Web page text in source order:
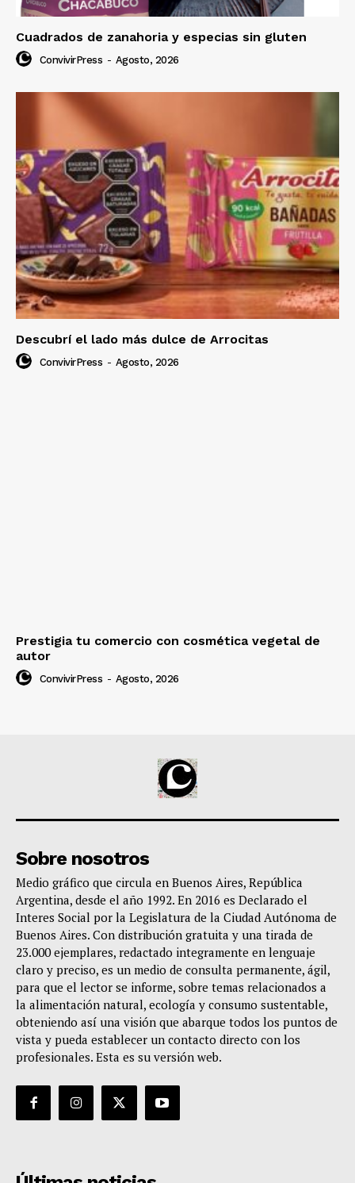
Cuadrados de zanahoria y especias sin gluten
ConvivirPress - Agosto, 2026
Descubrí el lado más dulce de Arrocitas
ConvivirPress - Agosto, 2026
Prestigia tu comercio con cosmética vegetal de
autor
ConvivirPress - Agosto, 2026
Sobre nosotros
Medio gráfico que circula en Buenos Aires, República
Argentina, desde el año 1992. En 2016 es Declarado el
Interes Social por la Legislatura de la Ciudad Autónoma de
Buenos Aires. Con distribución gratuita y una tirada de
23.000 ejemplares, redactado integramente en lenguaje
claro y preciso, es un medio de consulta permanente, ágil,
para que el lector se informe, sobre temas relacionados a
la alimentación natural, ecología y consumo sustentable,
obteniendo así una visión que abarque todos los puntos de
vista y pueda establecer un contacto directo con los
profesionales. Esta es su versión web.